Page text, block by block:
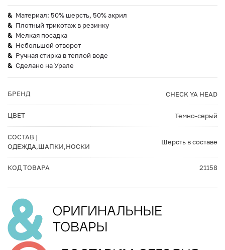
Материал: 50% шерсть, 50% акрил
Плотный трикотаж в резинку
Мелкая посадка
Небольшой отворот
Ручная стирка в теплой воде
Сделано на Урале
БРЕНД CHECK YA HEAD
ЦВЕТ Темно-серый
СОСТАВ |
ОДЕЖДА,ШАПКИ,НОСКИ
Шерсть в составе
КОД ТОВАРА 21158